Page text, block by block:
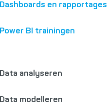
Dashboards en rapportages
Power BI trainingen
Data analyseren
Data modelleren